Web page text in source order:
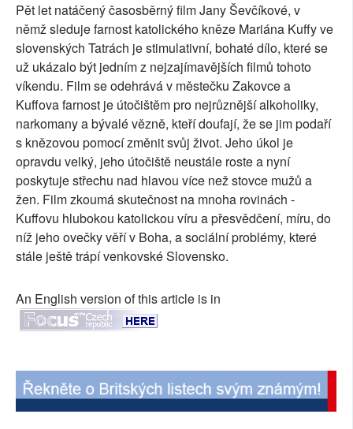
PŘÍSPĚVKY NA PROVOZ
SOCIÁLNÍ SÍTĚ
RUBRIKY
PLNÁ VERZE STRÁNEK
Pět let natáčený časosběrný film Jany Ševčíkové, v
němž sleduje farnost katolického kněze Mariána Kuffy ve
slovenských Tatrách je stimulativní, bohaté dílo, které se
už ukázalo být jedním z nejzajímavějších filmů tohoto
víkendu. Film se odehrává v městečku Zakovce a
Kuffova farnost je útočištěm pro nejrůznější alkoholiky,
narkomany a bývalé vězně, kteří doufají, že se jim podaří
s knězovou pomocí změnit svůj život. Jeho úkol je
opravdu velký, jeho útočiště neustále roste a nyní
poskytuje střechu nad hlavou více než stovce mužů a
žen. Film zkoumá skutečnost na mnoha rovinách -
Kuffovu hlubokou katolickou víru a přesvědčení, míru, do
níž jeho ovečky věří v Boha, a sociální problémy, které
stále ještě trápí venkovské Slovensko.
An English version of this article is in